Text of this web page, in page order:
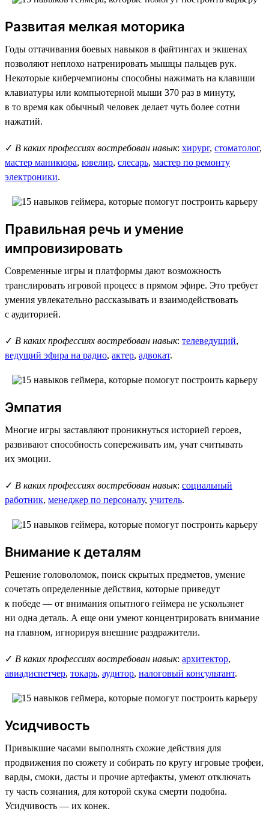
Развитая мелкая моторика
Годы оттачивания боевых навыков в файтингах и экшенах
позволяют неплохо натренировать мышцы пальцев рук.
Некоторые киберчемпионы способны нажимать на клавиши
клавиатуры или компьютерной мыши 370 раз в минуту,
в то время как обычный человек делает чуть более сотни
нажатий.
✓ В каких профессиях востребован навык: хирург, стоматолог,
мастер маникюра, ювелир, слесарь, мастер по ремонту
электроники.
Правильная речь и умение
импровизировать
Современные игры и платформы дают возможность
транслировать игровой процесс в прямом эфире. Это требует
умения увлекательно рассказывать и взаимодействовать
с аудиторией.
✓ В каких профессиях востребован навык: телеведущий,
ведущий эфира на радио, актер, адвокат.
Эмпатия
Многие игры заставляют проникнуться историей героев,
развивают способность сопереживать им, учат считывать
их эмоции.
✓ В каких профессиях востребован навык: социальный
работник, менеджер по персоналу, учитель.
Внимание к деталям
Решение головоломок, поиск скрытых предметов, умение
сочетать определенные действия, которые приведут
к победе — от внимания опытного геймера не ускользнет
ни одна деталь. А еще они умеют концентрировать внимание
на главном, игнорируя внешние раздражители.
✓ В каких профессиях востребован навык: архитектор,
авиадиспетчер, токарь, аудитор, налоговый консультант.
Усидчивость
Привыкшие часами выполнять схожие действия для
продвижения по сюжету и собирать по кругу игровые трофеи,
варды, смоки, дасты и прочие артефакты, умеют отключать
ту часть сознания, для которой скука смерти подобна.
Усидчивость — их конек.